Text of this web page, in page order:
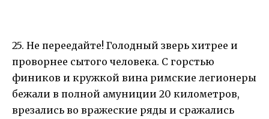
25. Не переедайте! Голодный зверь хитрее и
проворнее сытого человека. С горстью
фиников и кружкой вина римские легионеры
бежали в полной амуниции 20 километров,
врезались во вражеские ряды и сражались